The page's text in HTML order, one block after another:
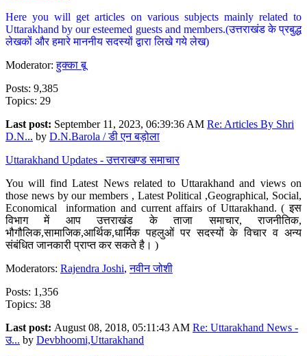
Here you will get articles on various subjects mainly related to
Uttarakhand by our esteemed guests and members.(उत्तराखंड के प्रबुद्ध
लेखकों और हमारे माननीय सदस्यों द्वारा लिखे गये लेख)
Moderator:हुक्का बू
Posts: 9,385
Topics: 29
Last post: September 11, 2023, 06:39:36 AM Re: Articles By Shri
D.N... by D.N.Barola / डी एन बड़ोला
Uttarakhand Updates - उत्तराखण्ड समाचार
You will find Latest News related to Uttarakhand and views on
those news by our members , Latest Political ,Geographical, Social,
Economical information and current affairs of Uttarakhand. ( इस
विभाग में आप उत्तराखंड के ताजा समाचार, राजनीतिक,
भौगौलिक,सामाजिक,आर्थिक,धार्मिक पहलुओं पर सदस्यों के विचार व अन्य
संबंधित जानकारी प्राप्त कर सकते है। )
Moderators: Rajendra Joshi,नवीन जोशी
Posts: 1,356
Topics: 38
Last post: August 08, 2018, 05:11:43 AM Re: Uttarakhand News -
उ... by Devbhoomi,Uttarakhand